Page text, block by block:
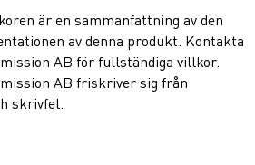
är en sammanfattning av den
av denna produkt. Kontakta
AB för fullständiga villkor.
AB friskriver sig från
skrivfel.